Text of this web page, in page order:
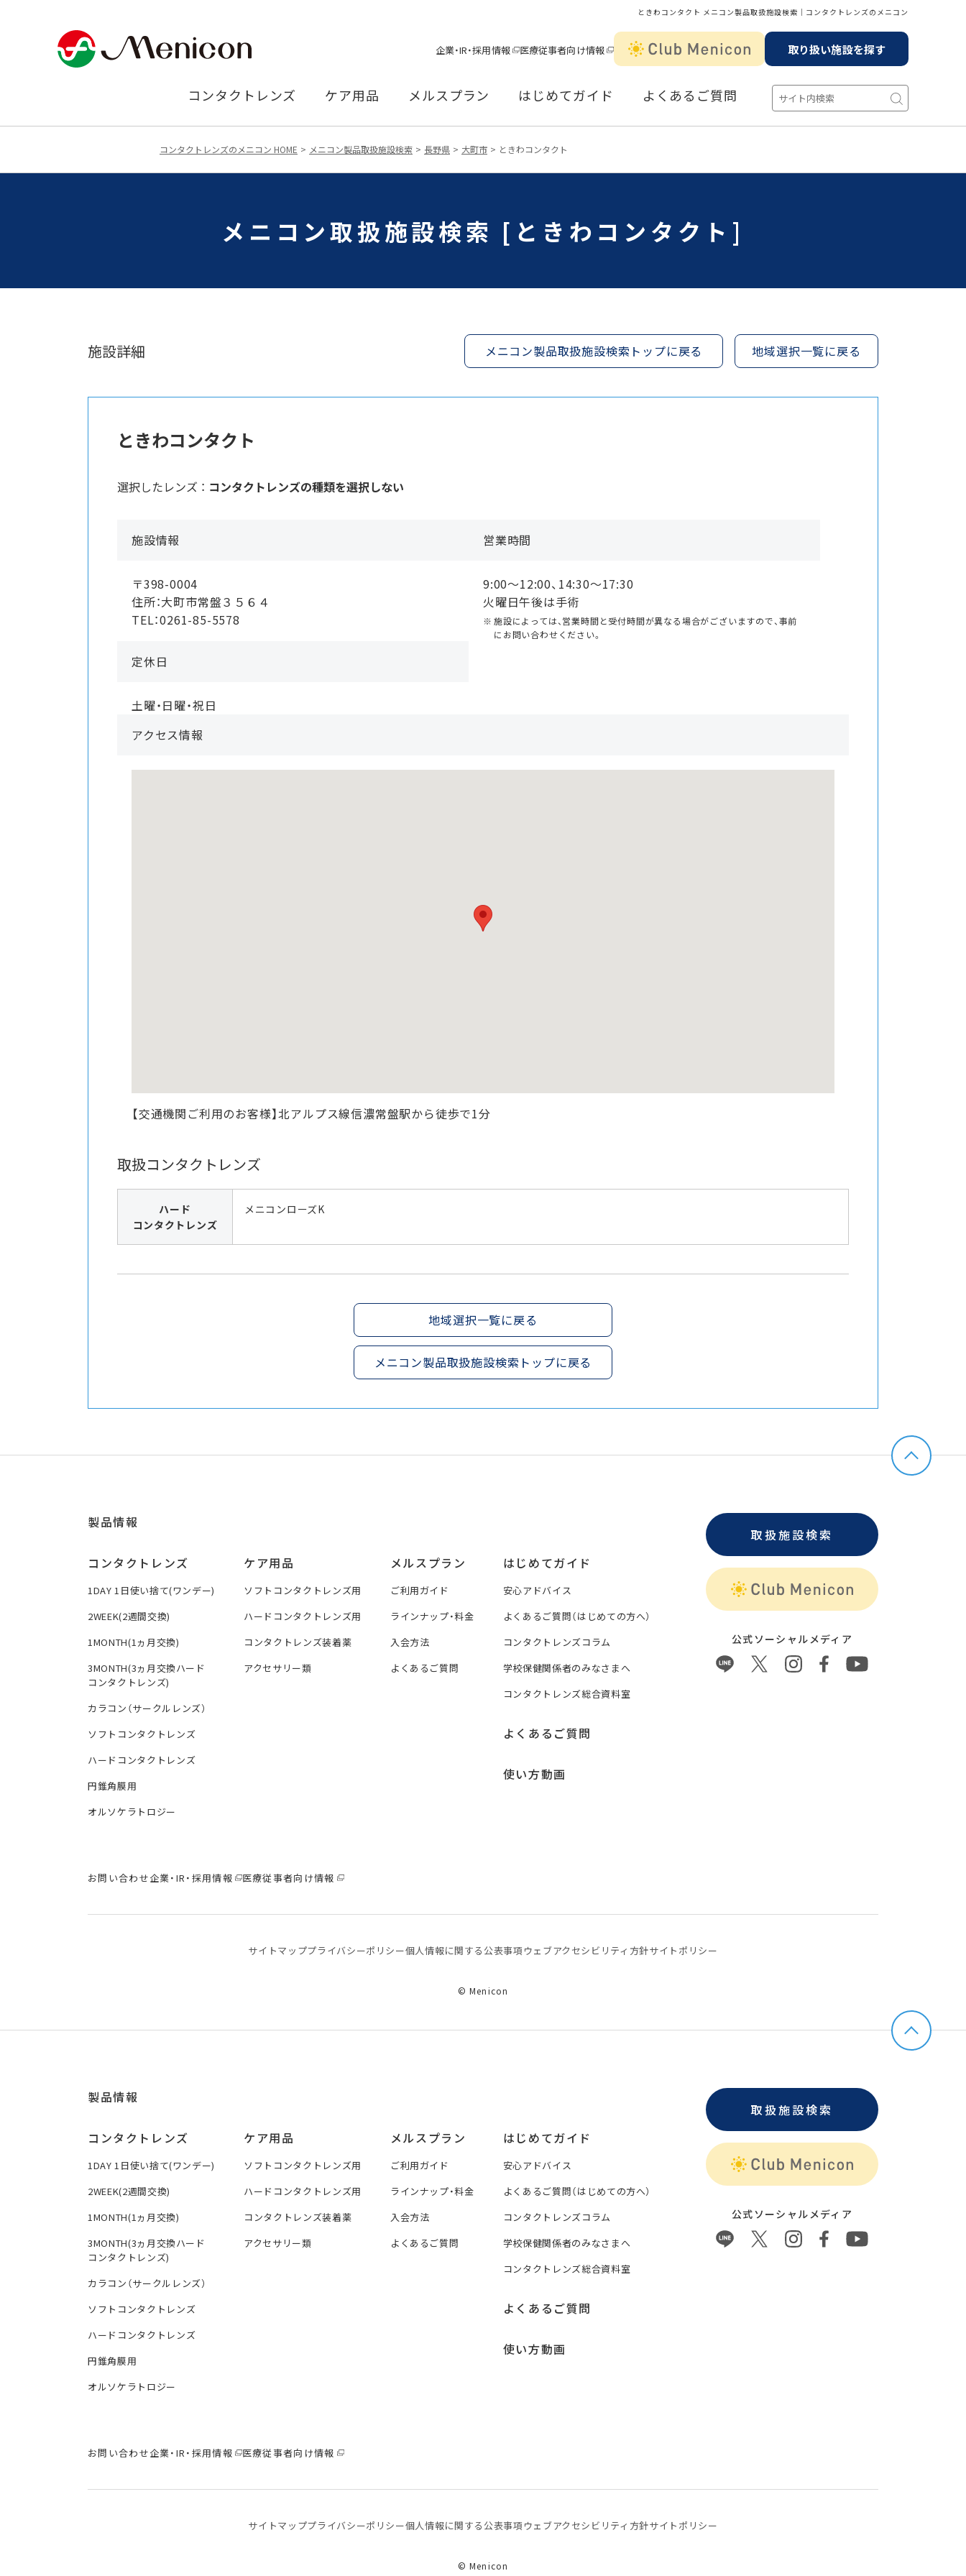
ときわコンタクト メニコン製品取扱施設検索│コンタクトレンズのメニコン
企業・IR・採用情報 医療従事者向け情報 取り扱い施設を探す
コンタクトレンズ ケア用品 メルスプラン はじめてガイド よくあるご質問
コンタクトレンズのメニコン HOME メニコン製品取扱施設検索 長野県 大町市 ときわコンタクト
メニコン取扱施設検索 [ときわコンタクト]
施設詳細 メニコン製品取扱施設検索トップに戻る 地域選択一覧に戻る
ときわコンタクト
選択したレンズ ： コンタクトレンズの種類を選択しない
施設情報
〒398-0004
住所：大町市常盤３５６４
TEL：0261-85-5578
営業時間
9:00〜12:00、14:30〜17:30
火曜日午後は手術
施設によっては、営業時間と受付時間が異なる場合がございますので、事前
にお問い合わせください。
定休日
土曜・日曜・祝日
アクセス情報
【交通機関ご利用のお客様】北アルプス線信濃常盤駅から徒歩で1分
取扱コンタクトレンズ
ハード
コンタクトレンズ
メニコンローズK
地域選択一覧に戻る
メニコン製品取扱施設検索トップに戻る
製品情報
コンタクトレンズ
1DAY 1日使い捨て(ワンデー)
2WEEK(2週間交換)
1MONTH(1ヵ月交換)
3MONTH(3ヵ月交換ハード
コンタクトレンズ)
カラコン（サークルレンズ）
ソフトコンタクトレンズ
ハードコンタクトレンズ
円錐角膜用
オルソケラトロジー
ケア用品
ソフトコンタクトレンズ用
ハードコンタクトレンズ用
コンタクトレンズ装着薬
アクセサリー類
メルスプラン
ご利用ガイド
ラインナップ・料金
入会方法
よくあるご質問
はじめてガイド
安心アドバイス
よくあるご質問（はじめての方へ）
コンタクトレンズコラム
学校保健関係者のみなさまへ
コンタクトレンズ総合資料室
よくあるご質問
使い方動画
取扱施設検索
公式ソーシャルメディア
お問い合わせ企業・IR・採用情報 医療従事者向け情報
サイトマッププライバシーポリシー個⼈情報に関する公表事項 ウェブアクセシビリティ方針サイトポリシー
© Menicon
製品情報
コンタクトレンズ
1DAY 1日使い捨て(ワンデー)
2WEEK(2週間交換)
1MONTH(1ヵ月交換)
3MONTH(3ヵ月交換ハード
コンタクトレンズ)
カラコン（サークルレンズ）
ソフトコンタクトレンズ
ハードコンタクトレンズ
円錐角膜用
オルソケラトロジー
ケア用品
ソフトコンタクトレンズ用
ハードコンタクトレンズ用
コンタクトレンズ装着薬
アクセサリー類
メルスプラン
ご利用ガイド
ラインナップ・料金
入会方法
よくあるご質問
はじめてガイド
安心アドバイス
よくあるご質問（はじめての方へ）
コンタクトレンズコラム
学校保健関係者のみなさまへ
コンタクトレンズ総合資料室
よくあるご質問
使い方動画
取扱施設検索
公式ソーシャルメディア
お問い合わせ企業・IR・採用情報 医療従事者向け情報
サイトマッププライバシーポリシー個⼈情報に関する公表事項 ウェブアクセシビリティ方針サイトポリシー
© Menicon